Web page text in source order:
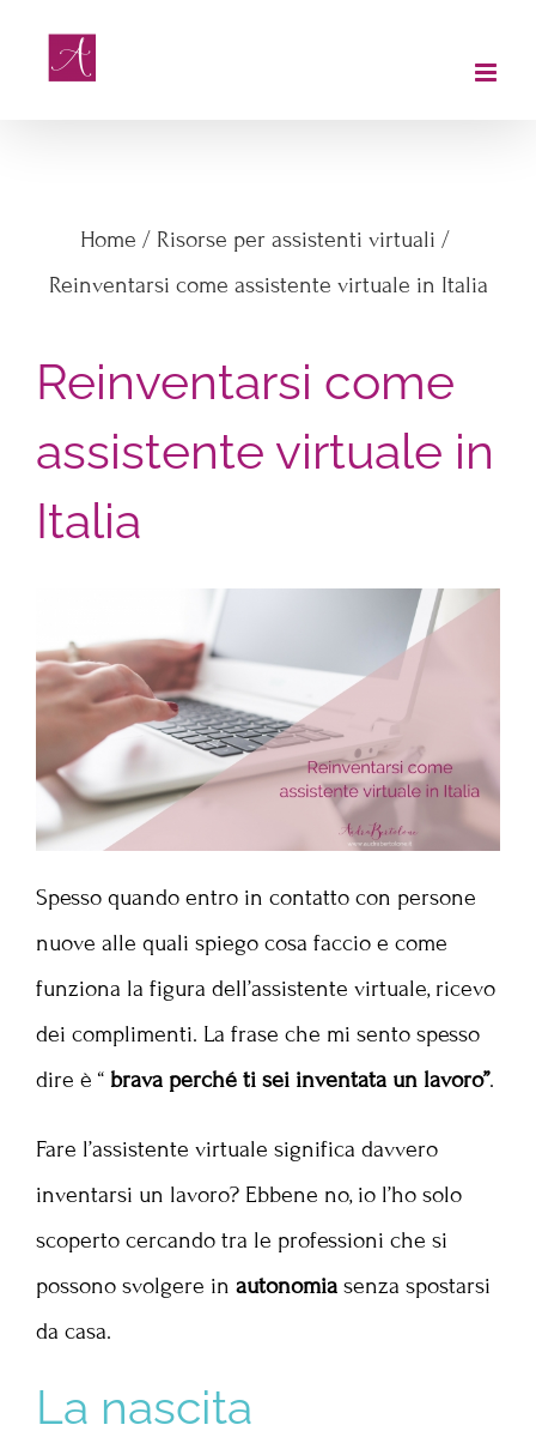
Home / Risorse per assistenti virtuali /
Reinventarsi come assistente virtuale in Italia
Reinventarsi come
assistente virtuale in
Italia
Spesso quando entro in contatto con persone
nuove alle quali spiego cosa faccio e come
funziona la figura dell’assistente virtuale, ricevo
dei complimenti. La frase che mi sento spesso
dire è “ brava perché ti sei inventata un lavoro”.
Fare l’assistente virtuale significa davvero
inventarsi un lavoro? Ebbene no, io l’ho solo
scoperto cercando tra le professioni che si
possono svolgere in autonomia senza spostarsi
da casa.
La nascita